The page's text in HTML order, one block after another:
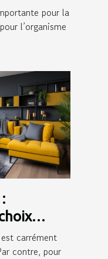
sur
pour la
l’organisme
?
carrément
contre, pour